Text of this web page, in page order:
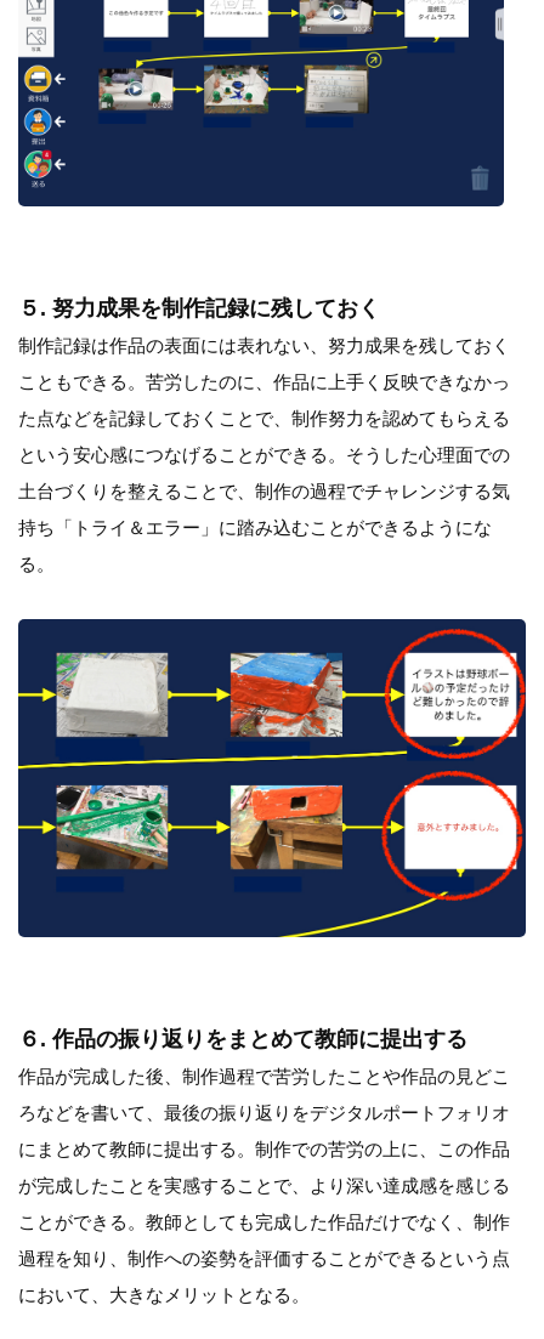
５. 努力成果を制作記録に残しておく
制作記録は作品の表面には表れない、努力成果を残しておく
こともできる。苦労したのに、作品に上手く反映できなかっ
た点などを記録しておくことで、制作努力を認めてもらえる
という安心感につなげることができる。そうした心理面での
土台づくりを整えることで、制作の過程でチャレンジする気
持ち「トライ＆エラー」に踏み込むことができるようにな
る。
６. 作品の振り返りをまとめて教師に提出する
作品が完成した後、制作過程で苦労したことや作品の見どこ
ろなどを書いて、最後の振り返りをデジタルポートフォリオ
にまとめて教師に提出する。制作での苦労の上に、この作品
が完成したことを実感することで、より深い達成感を感じる
ことができる。教師としても完成した作品だけでなく、制作
過程を知り、制作への姿勢を評価することができるという点
において、大きなメリットとなる。